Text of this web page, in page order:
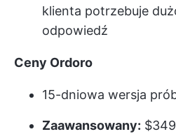
klienta potrzebuje
odpowiedź
Ceny Ordoro
15-dniowa wersja
Zaawansowany: